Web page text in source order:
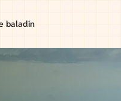
baladin